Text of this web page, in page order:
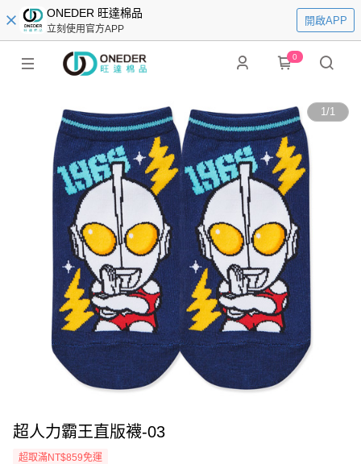
ONEDER 旺達棉品
立刻使用官方APP
開啟APP
0
1/1
超人力霸王直版襪-03
超取滿NT$859免運